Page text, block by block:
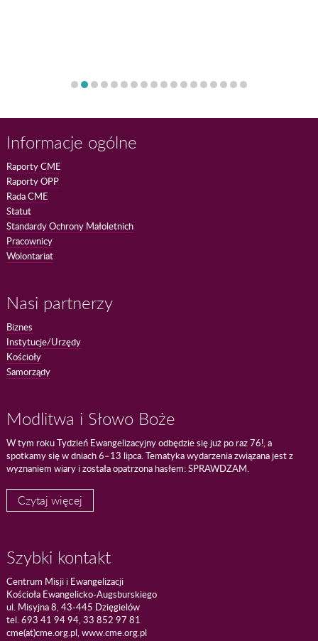
Informacje ogólne
Raporty CME
Raporty OPP
Rada CME
Statut
Standardy Ochrony Małoletnich
Pracownicy
Wolontariat
Nasi partnerzy
Biznes
Instytucje/Urzędy
Kościoły
Samorządy
Modlitwa i Słowo Boże
W tym roku Tydzień Ewangelizacyjny odbędzie się już po raz 76!, a
spotkamy się w dniach 6–13 lipca. Tematyka wydarzenia związana jest z
wyznaniem wiary i została opatrzona hasłem: SPRAWDZAM.
Czytaj więcej
Szybki kontakt
Centrum Misji i Ewangelizacji
Kościoła Ewangelicko-Augsburskiego
ul. Misyjna 8, 43-445 Dzięgielów
tel. 693 41 94 94, 33 852 97 81
cme(at)cme.org.pl, www.cme.org.pl